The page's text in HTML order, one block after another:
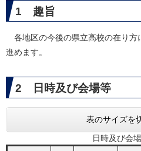
1 趣旨
各地区の今後の県立高校の在り方
進めます。
2 日時及び会場等
表のサイズを
日時及び会